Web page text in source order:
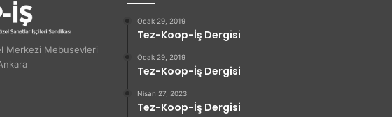
Merkezi Mebusevleri
Ocak 29, 2019
Tez-Koop-İş Dergisi
Ocak 29, 2019
Tez-Koop-İş Dergisi
Nisan 27, 2023
Tez-Koop-İş Dergisi